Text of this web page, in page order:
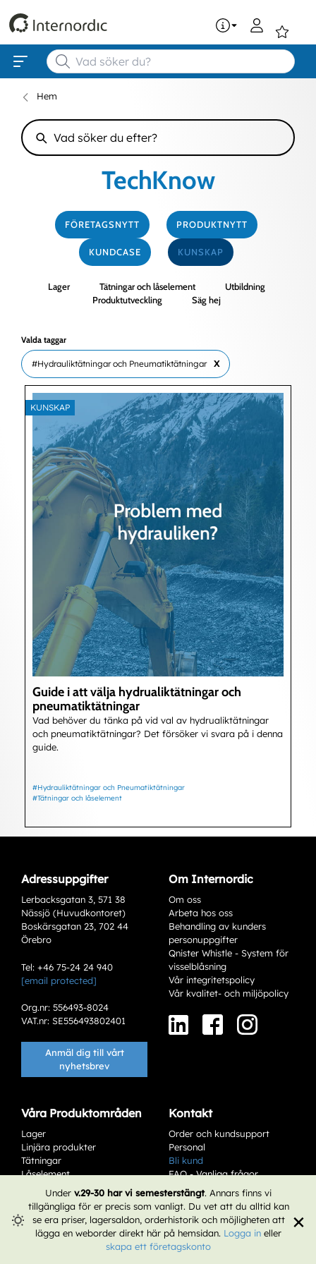
Under v.29-30 har vi semesterstängt. Annars finns vi
tillgängliga för er precis som vanligt. Du vet att du alltid kan
se era priser, lagersaldon, orderhistorik och möjligheten att
lägga en weborder direkt här på hemsidan. Logga in eller
skapa ett företagskonto
×
Hem
TechKnow
FÖRETAGSNYTT PRODUKTNYTT
KUNDCASE KUNSKAP
Lager Tätningar och låselement
Utbildning
Produktutveckling
Säg hej
Valda taggar
#Hydrauliktätningar och Pneumatiktätningar X
Guide i att välja hydrualiktätningar och
pneumatiktätningar
Vad behöver du tänka på vid val av hydrualiktätningar
och pneumatiktätningar? Det försöker vi svara på i denna
guide.
#Hydrauliktätningar och Pneumatiktätningar
#Tätningar och låselement
KUNSKAP
Adressuppgifter
Lerbacksgatan 3, 571 38
Nässjö (Huvudkontoret)
Boskärsgatan 23, 702 44
Örebro
Tel: +46 75-24 24 940
[email protected]
Org.nr: 556493-8024
VAT.nr: SE556493802401
Anmäl dig till vårt
nyhetsbrev
Om Internordic
Om oss
Arbeta hos oss
Behandling av kunders
personuppgifter
Qnister Whistle - System för
visselblåsning
Vår integritetspolicy
Vår kvalitet- och miljöpolicy
Våra Produktområden
Lager
Linjära produkter
Tätningar
Låselement
Service & Underhåll
Kontakt
Order och kundsupport
Personal
Bli kund
FAQ - Vanliga frågor
Affärsvillkor